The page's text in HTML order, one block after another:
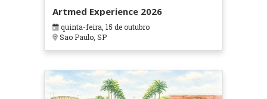
Artmed Experience 2026
quinta-feira, 15 de outubro
Sao Paulo, SP